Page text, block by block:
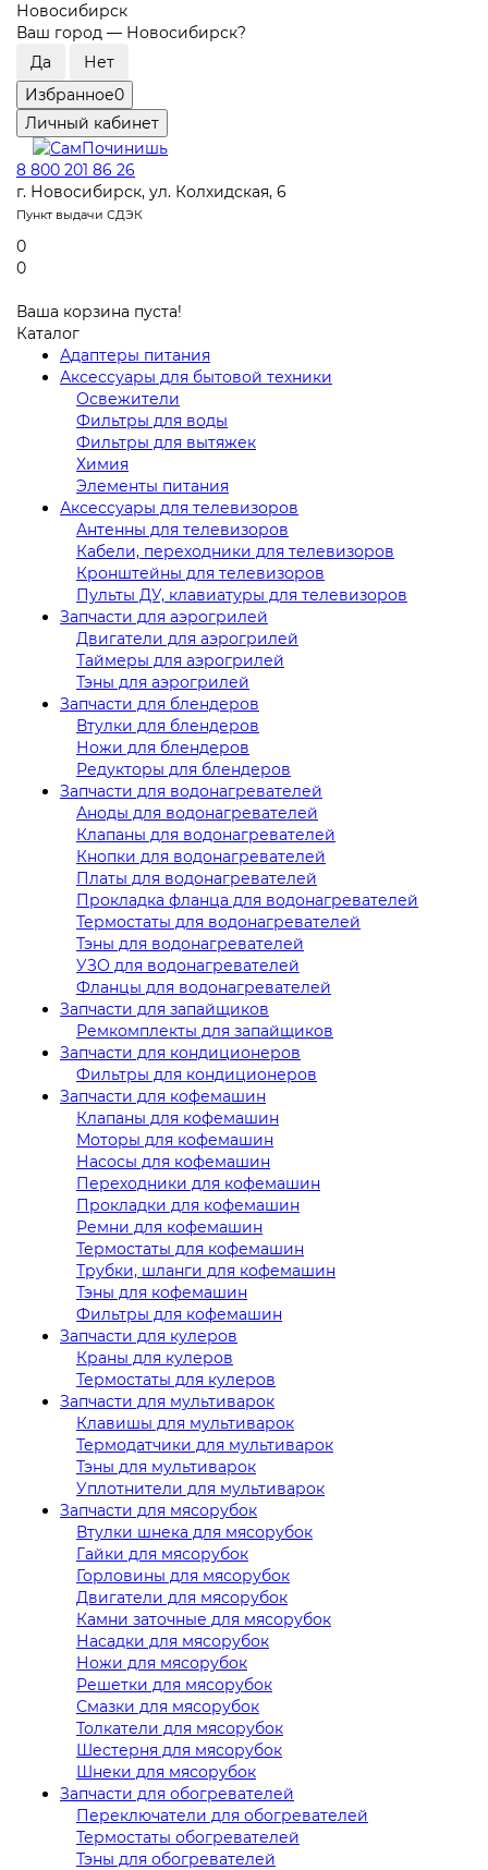
Новосибирск
Ваш город — Новосибирск?
Избранное0
Личный кабинет
8 800 201 86 26
г. Новосибирск, ул. Колхидская, 6
Пункт выдачи СДЭК
0
0
Ваша корзина пуста!
Каталог
Адаптеры питания
Аксессуары для бытовой техники
Освежители
Фильтры для воды
Фильтры для вытяжек
Химия
Элементы питания
Аксессуары для телевизоров
Антенны для телевизоров
Кабели, переходники для телевизоров
Кронштейны для телевизоров
Пульты ДУ, клавиатуры для телевизоров
Запчасти для аэрогрилей
Двигатели для аэрогрилей
Таймеры для аэрогрилей
Тэны для аэрогрилей
Запчасти для блендеров
Втулки для блендеров
Ножи для блендеров
Редукторы для блендеров
Запчасти для водонагревателей
Аноды для водонагревателей
Клапаны для водонагревателей
Кнопки для водонагревателей
Платы для водонагревателей
Прокладка фланца для водонагревателей
Термостаты для водонагревателей
Тэны для водонагревателей
УЗО для водонагревателей
Фланцы для водонагревателей
Запчасти для запайщиков
Ремкомплекты для запайщиков
Запчасти для кондиционеров
Фильтры для кондиционеров
Запчасти для кофемашин
Клапаны для кофемашин
Моторы для кофемашин
Насосы для кофемашин
Переходники для кофемашин
Прокладки для кофемашин
Ремни для кофемашин
Термостаты для кофемашин
Трубки, шланги для кофемашин
Тэны для кофемашин
Фильтры для кофемашин
Запчасти для кулеров
Краны для кулеров
Термостаты для кулеров
Запчасти для мультиварок
Клавишы для мультиварок
Термодатчики для мультиварок
Тэны для мультиварок
Уплотнители для мультиварок
Запчасти для мясорубок
Втулки шнека для мясорубок
Гайки для мясорубок
Горловины для мясорубок
Двигатели для мясорубок
Камни заточные для мясорубок
Насадки для мясорубок
Ножи для мясорубок
Решетки для мясорубок
Смазки для мясорубок
Толкатели для мясорубок
Шестерня для мясорубок
Шнеки для мясорубок
Запчасти для обогревателей
Переключатели для обогревателей
Термостаты обогревателей
Тэны для обогревателей